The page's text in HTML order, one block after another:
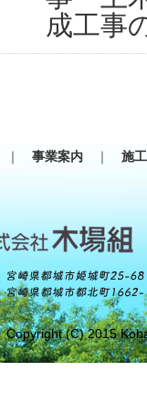
成工事
｜ 事業案内 ｜ 施
Copyright (C) 2015